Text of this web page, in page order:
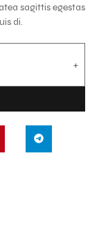
sagittis egestas
di.
+